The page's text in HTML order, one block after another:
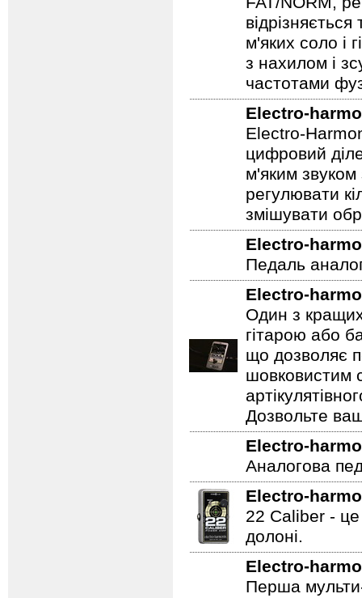
землю!
набір
FAT/NORM,
м'яких соло і
з нахилом і
частотами
Electro-
Electro-
цифровий
м'яким звуком
регулювати
змішувати
Electro-
Педаль
Electro-
Один з
гітарою або
що дозволяє
шовковистим
Дозвольте
Electro-
Аналогова
Electro-
22 Caliber - це
долоні.